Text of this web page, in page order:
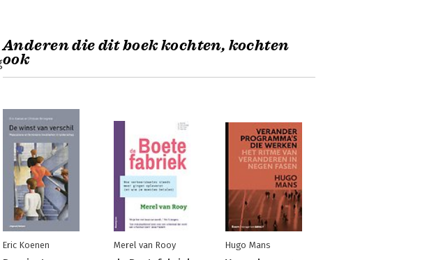
Anderen die dit boek kochten, kochten
ook
Eric Koenen Merel van Rooy Hugo Mans